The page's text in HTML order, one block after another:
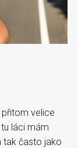
velice
láci mám
tak často jako